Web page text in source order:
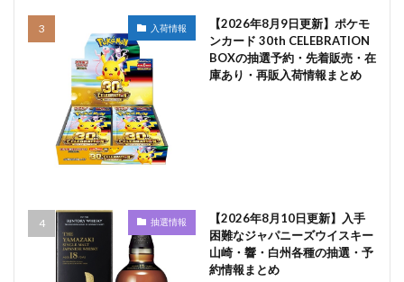
入荷情報
【2026年8月9日更新】ポケモ
ンカード 30th CELEBRATION
BOXの抽選予約・先着販売・在
庫あり・再販入荷情報まとめ
抽選情報
【2026年8月10日更新】入手
困難なジャパニーズウイスキー
山崎・響・白州各種の抽選・予
約情報まとめ